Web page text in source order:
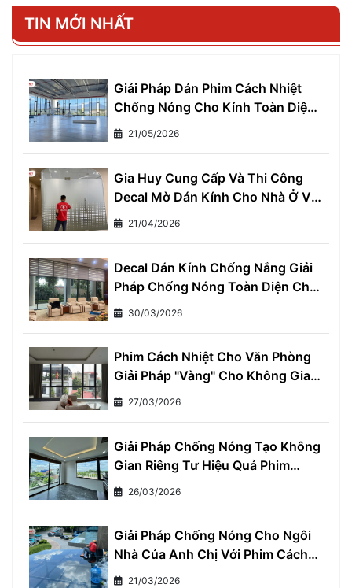
TIN MỚI NHẤT
Giải Pháp Dán Phim Cách Nhiệt
Chống Nóng Cho Kính Toàn Diện
- Giảm Ngay 7°C, Tiết Kiệm 30%
21/05/2026
Gia Huy Cung Cấp Và Thi Công
Decal Mờ Dán Kính Cho Nhà Ở Và
Văn Phòng
21/04/2026
Decal Dán Kính Chống Nắng Giải
Pháp Chống Nóng Toàn Diện Cho
Mọi Nhà
30/03/2026
Phim Cách Nhiệt Cho Văn Phòng
Giải Pháp "Vàng" Cho Không Gian
Làm Việc Thoải Mái và Hiệu Quả
27/03/2026
Giải Pháp Chống Nóng Tạo Không
Gian Riêng Tư Hiệu Quả Phim
Cách Nhiệt Một Chiều
26/03/2026
Giải Pháp Chống Nóng Cho Ngôi
Nhà Của Anh Chị Với Phim Cách
Nhiệt Cho Nhà Ở
21/03/2026